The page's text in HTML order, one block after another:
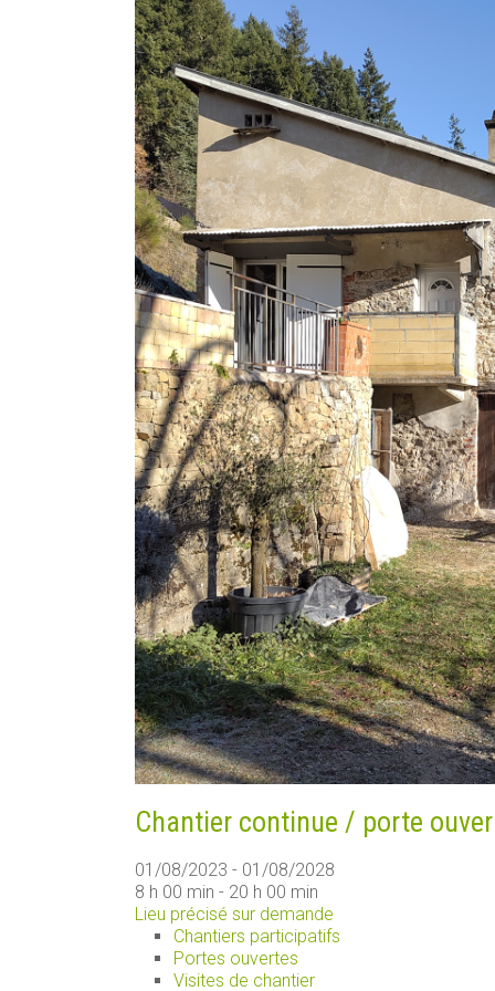
Chantier continue / porte
01/08/2023 - 01/08/2028
8 h 00 min - 20 h 00 min
Lieu précisé sur demande
Chantiers participatifs
Portes ouvertes
Visites de chantier